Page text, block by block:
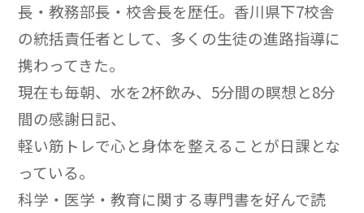
長・教務部長・校舎長を歴任。香川県下7校舎
の統括責任者として、多くの生徒の進路指導に
携わってきた。
現在も毎朝、水を2杯飲み、5分間の瞑想と8分
間の感謝日記、
軽い筋トレで心と身体を整えることが日課とな
っている。
科学・医学・教育に関する専門書を好んで読